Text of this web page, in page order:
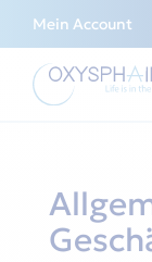
Mein Account